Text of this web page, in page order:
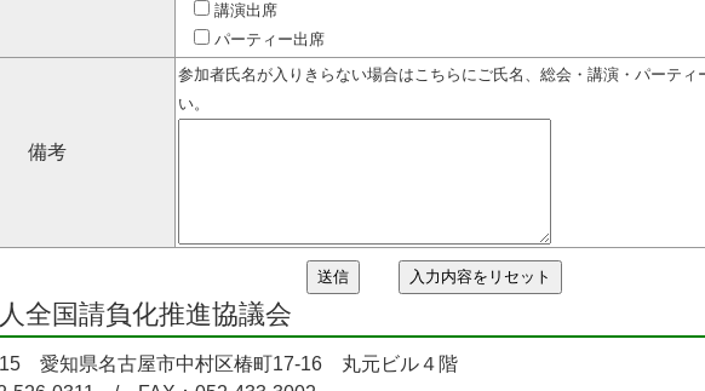
講演出席
パーティー出席
備考
参加者氏名が入りきらない場合はこちらにご氏名、総会・講演・パーテ
い。
全国請負化推進協議会
愛知県名古屋市中村区椿町17-16 丸元ビル４階